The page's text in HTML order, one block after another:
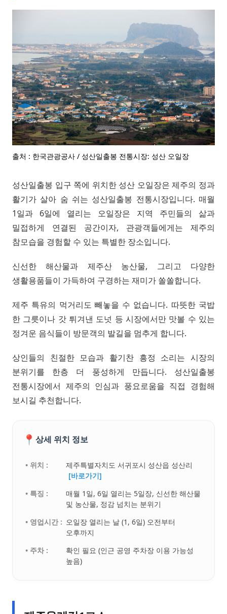
출처 : 한국관광공사 / 성산일출봉 전통시장: 성산 오일장
성산일출봉 입구 쪽에 위치한 성산 오일장은 제주의 정과
활기가 살아 숨 쉬는 성산일출봉 전통시장입니다. 매월
1일과 6일에 열리는 오일장은 지역 주민들의 삶과
밀접하게 연결된 공간이자, 관광객들에게는 제주의
참모습을 경험할 수 있는 특별한 장소입니다.
신선한 해산물과 제주산 농산물, 그리고 다양한
생활용품들이 가득하여 구경하는 재미가 쏠쏠합니다.
제주 특유의 먹거리도 빼놓을 수 없습니다. 따뜻한 국밥
한 그릇이나 갓 튀겨낸 도넛 등 시장에서만 맛볼 수 있는
정겨운 음식들이 방문객의 발길을 멈추게 합니다.
상인들의 친절한 모습과 활기찬 흥정 소리는 시장의
분위기를 한층 더 풍성하게 만듭니다. 성산일출봉
전통시장에서 제주의 인심과 풍요로움을 직접 경험해
보시길 추천합니다.
📍 상세 위치 정보
• 위치 :
제주특별자치도 서귀포시 성산읍 성산리
[바로가기]
• 특징 :
매월 1일, 6일 열리는 5일장, 신선한 해산물
및 농산물, 정감 넘치는 분위기
• 영업시간 : 오일장 열리는 날 (1, 6일) 오전부터
오후까지
• 주차 :
확인 필요 (인근 공영 주차장 이용 가능성
높음)